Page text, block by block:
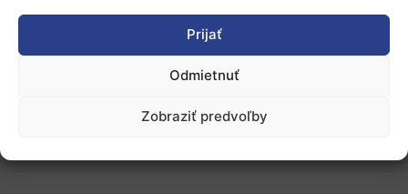
Prijať
Odmietnuť
Zobraziť predvoľby
úniou v rámci Programu Slovensko. Portál
prevádzkuje Centrum vedecko-technických